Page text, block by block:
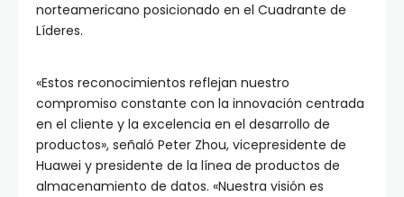
norteamericano posicionado en el Cuadrante de
Líderes.
«Estos reconocimientos reflejan nuestro
compromiso constante con la innovación centrada
en el cliente y la excelencia en el desarrollo de
productos», señaló Peter Zhou, vicepresidente de
Huawei y presidente de la línea de productos de
almacenamiento de datos. «Nuestra visión es